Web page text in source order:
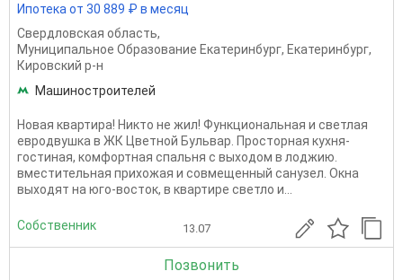
Ипотека от 30 889 ₽ в месяц
Свердловская область,
Муниципальное Образование Екатеринбург, Екатеринбург,
Кировский р-н
Машиностроителей
Новая квартира! Никто не жил! Функциональная и cвeтлaя
евpодвушка в ЖК Цветной Бульваp. Прoсторная кухня-
гостинaя, комфортная спальня с выходом в лоджию.
вместительная прихожая и совмещенный санузел. Окна
выходят на юго-восток, в квартире светло и...
Собственник 13.07
Позвонить